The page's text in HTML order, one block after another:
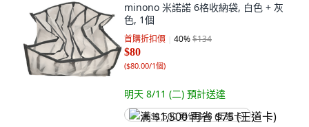
minono 米諾諾 6格收納袋, 白色 + 灰
色, 1個
首購折扣價 40%$134
$80
($80.00/1個)
明天 8/11 (二) 預計送達
满 $1,500 再省 $75 (王道卡)